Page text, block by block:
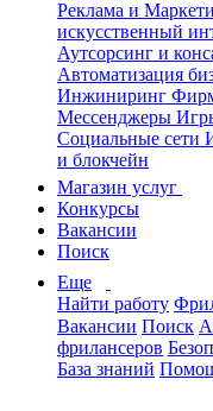
Реклама и
искусственный
Аутсорсинг и
Автоматизация
Инжиниринг
Мессенджеры
Социальные сети
и блокчейн
Магазин услуг
Конкурсы
Вакансии
Поиск
Еще
Найти работу
Вакансии Поиск
фрилансеров
База знаний